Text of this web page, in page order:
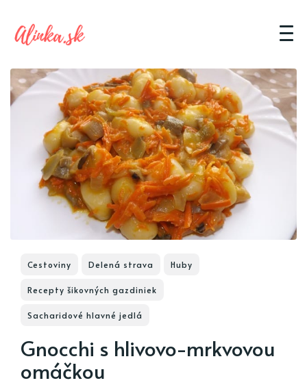
Cestoviny Delená strava Huby
Recepty šikovných gazdiniek
Sacharidové hlavné jedlá
Gnocchi s hlivovo-mrkvovou
omáčkou